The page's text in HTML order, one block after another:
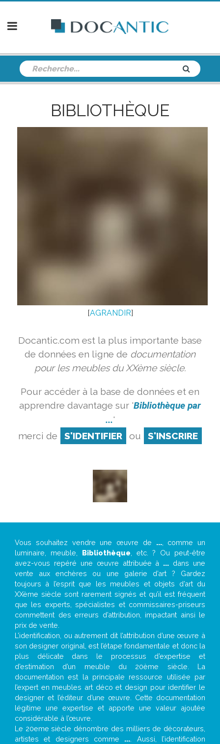
BIBLIOTHÈQUE
[AGRANDIR]
Docantic.com est la plus importante base
de données en ligne de documentation
pour les meubles du XXème siècle.
Pour accéder à la base de données et en
apprendre davantage sur 'Bibliothèque par
...'
merci de
S'IDENTIFIER ou S'INSCRIRE
Vous souhaitez vendre une œuvre de ..., comme un
luminaire, meuble, Bibliothèque , etc. ? Ou peut-être
avez-vous repéré une œuvre attribuée à ... dans une
vente aux enchères ou une galerie d’art ? Gardez
toujours à l’esprit que les meubles et objets d’art du
XXème siècle sont rarement signés et qu’il est fréquent
que les experts, spécialistes et commissaires-priseurs
commettent des erreurs d’attribution, impactant ainsi le
prix de vente.
L’identification, ou autrement dit l’attribution d’une œuvre à
son designer original, est l’étape fondamentale et donc la
plus délicate dans le processus d’expertise et
d’estimation d’un meuble du 20ème siècle. La
documentation est la principale ressource utilisée par
l’expert en meubles art déco et design pour identifier le
designer et l’éditeur d’une œuvre. Cette documentation
légitime une expertise et apporte une valeur ajoutée
considérable à l’œuvre.
Le 20eme siècle dénombre des milliers de décorateurs,
artistes et designers comme ... . Aussi, l’identification